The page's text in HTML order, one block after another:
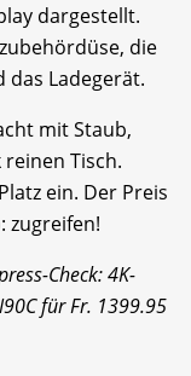
dargestellt.
die
das Ladegerät.
mit Staub,
Tisch.
ein. Der Preis
zugreifen!
Check: 4K-
für Fr. 1399.95